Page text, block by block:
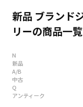
新品 ブランド
リーの商品一覧
N
新品
A/B
中古
Q
アンティーク